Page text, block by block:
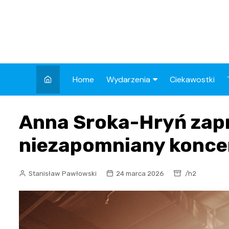
Home Wydarzenia
Wypadek
Drogi
Ciekawostki
Anna Sroka-Hryń
niezapomniany
Stanisław Pawłowski 24 marca 2026 /h2